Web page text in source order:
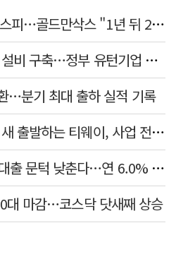
한 달 만에 39% 날린 코스피…골드만삭스 "1년 뒤 2배" 예상, 왜?
대동, 中 접고 대구에 AI 설비 구축…정부 유턴기업 선정
…분기 최대 출하 실적 기록
"LCC 벗어나 SSC로"… 새 출발하는 티웨이, 사업 전략 발표
IBK기업은행, 취약계층 대출 문턱 낮춘다…연 6.0% 'i-ONE 햇살론 특례보증' 비대면 출시
대 마감…코스닥 닷새째 상승